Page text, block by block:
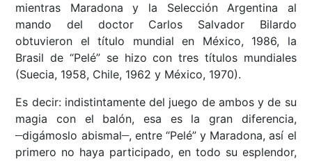
mientras Maradona y la Selección Argentina al
mando del doctor Carlos Salvador Bilardo
obtuvieron el título mundial en México, 1986, la
Brasil de “Pelé” se hizo con tres títulos mundiales
(Suecia, 1958, Chile, 1962 y México, 1970).
Es decir: indistintamente del juego de ambos y de su
magia con el balón, esa es la gran diferencia,
digámoslo abismal , entre “Pelé” y Maradona, así el
primero no haya participado, en todo su esplendor,